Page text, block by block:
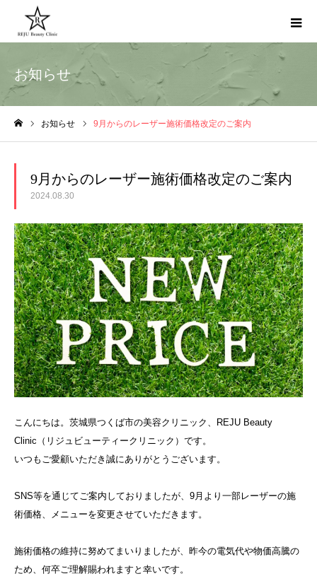
お知らせ
お知らせ 9月からのレーザー施術価格改定のご案内
9月からのレーザー施術価格改定のご案内
2024.08.30
こんにちは。茨城県つくば市の美容クリニック、REJU Beauty
Clinic（リジュビューティークリニック）です。
いつもご愛顧いただき誠にありがとうございます。
SNS等を通じてご案内しておりましたが、9月より一部レーザーの施
術価格、メニューを変更させていただきます。
施術価格の維持に努めてまいりましたが、昨今の電気代や物価高騰の
ため、何卒ご理解賜われますと幸いです。